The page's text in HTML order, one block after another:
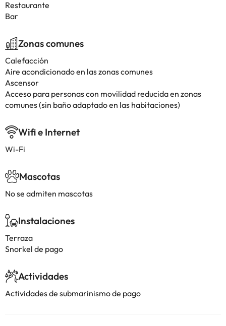
Restaurante
Bar
Zonas comunes
Calefacción
Aire acondicionado en las zonas comunes
Ascensor
Acceso para personas con movilidad reducida en zonas
comunes (sin baño adaptado en las habitaciones)
Wifi e Internet
Wi-Fi
Mascotas
No se admiten mascotas
Instalaciones
Terraza
Snorkel de pago
Actividades
Actividades de submarinismo de pago